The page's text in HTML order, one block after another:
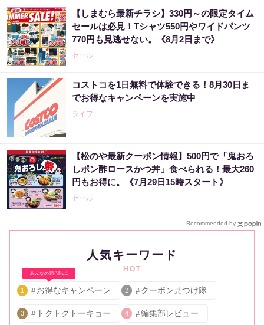
【しまむら最新チラシ】330円～の限定タイム
セールは必見！Tシャツ550円やワイドパンツ
770円も見逃せない。《8月2日まで》
セール
コストコを1日無料で体験できる！8月30日ま
でお得なキャンペーンを実施中
ライフ
【松のや最新クーポン情報】500円で「鬼おろ
しポン酢ロースかつ丼」食べられる！最大260
円もお得に。《7月29日15時スタート》
セール
Recommended by
人気キーワード
HOT
みんなの関心No.1
1 お得なキャンペーン 2 クーポン見つけ隊
3 トクトクトーキョー 4 編集部レビュー